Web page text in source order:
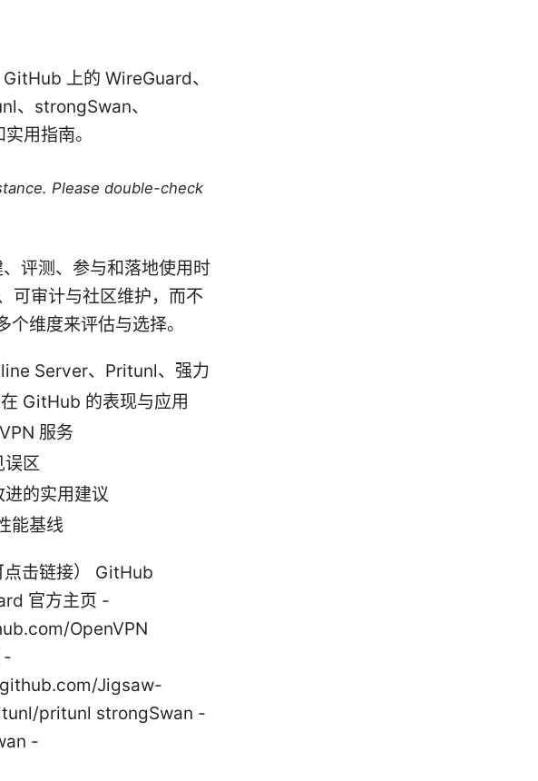
上的 WireGuard、
、strongSwan、
用指南。
Please double-check
评测、参与和落地使用时
可审计与社区维护，而不
个维度来评估与选择。
Server、Pritunl、强力
GitHub 的表现与应用
服务
误区
的实用建议
能基线
击链接） GitHub
官方主页 -
OpenVPN
-
Jigsaw-
pritunl strongSwan -
-